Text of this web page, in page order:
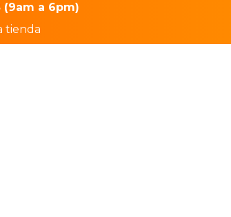
(9am a 6pm)
tienda